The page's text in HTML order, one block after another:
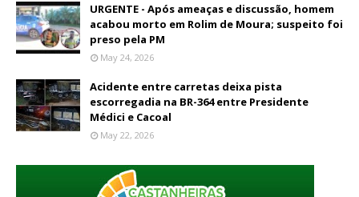
URGENTE - Após ameaças e discussão, homem
acabou morto em Rolim de Moura; suspeito foi
preso pela PM
May 24, 2026
Acidente entre carretas deixa pista
escorregadia na BR-364 entre Presidente
Médici e Cacoal
May 22, 2026